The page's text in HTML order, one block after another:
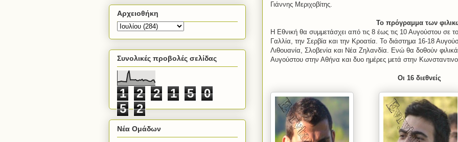
Γιάννης Μεριχοβίτης.
Το πρόγραμμα των
Η Εθνική θα συμμετάσχει από τις 8 έως τις 10 Αυγούστου σε
Γαλλία, την Σερβία και την Κροατία. Το διάστημα 16-18
Λιθουανία, Σλοβενία και Νέα Ζηλανδία. Ενώ θα δοθούν φιλικά
Αυγούστου στην Αθήνα και δυο ημέρες μετά στην
Οι 16 διεθνείς
Αρχειοθήκη
Συνολικές προβολές σελίδας
1 2 2 1 5
0
5
2
Νέα Ομάδων